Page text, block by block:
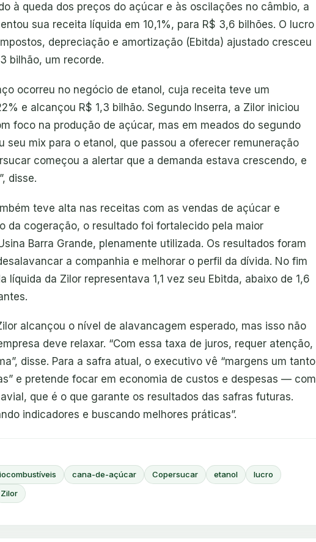
à queda dos preços do açúcar e às oscilações no câmbio, a
sua receita líquida em 10,1%, para R$ 3,6 bilhões. O lucro
depreciação e amortização (Ebitda) ajustado cresceu
bilhão, um recorde.
ocorreu no negócio de etanol, cuja receita teve um
e alcançou R$ 1,3 bilhão. Segundo Inserra, a Zilor iniciou
foco na produção de açúcar, mas em meados do segundo
seu mix para o etanol, que passou a oferecer remuneração
começou a alertar que a demanda estava crescendo, e
disse.
teve alta nas receitas com as vendas de açúcar e
da cogeração, o resultado foi fortalecido pela maior
Barra Grande, plenamente utilizada. Os resultados foram
a companhia e melhorar o perfil da dívida. No fim
líquida da Zilor representava 1,1 vez seu Ebitda, abaixo de 1,6
alcançou o nível de alavancagem esperado, mas isso não
deve relaxar. “Com essa taxa de juros, requer atenção,
disse. Para a safra atual, o executivo vê “margens um tanto
e pretende focar em economia de custos e despesas — com
que é o que garante os resultados das safras futuras.
indicadores e buscando melhores práticas”.
cana-de-açúcar Copersucar etanol
lucro
Zilor